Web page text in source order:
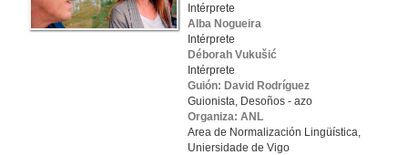
Intérprete
Alba Nogueira
Intérprete
Déborah Vukušić
Intérprete
Guión: David Rodríguez
Guionista, Desoños - azo
Organiza: ANL
Area de Normalización Lingüística,
Uniersidade de Vigo